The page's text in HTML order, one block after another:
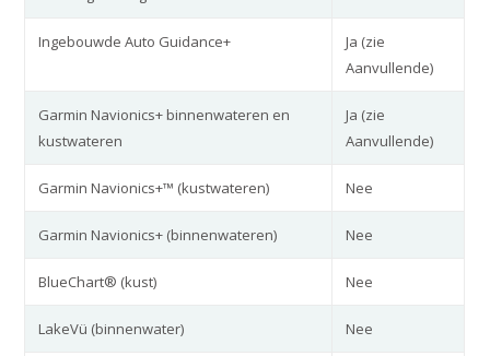
Ingebouwde Auto Guidance+
Ja (zie
Aanvullende)
Garmin Navionics+ binnenwateren en
kustwateren
Ja (zie
Aanvullende)
Garmin Navionics+™ (kustwateren) Nee
Garmin Navionics+ (binnenwateren) Nee
BlueChart® (kust) Nee
LakeVü (binnenwater) Nee